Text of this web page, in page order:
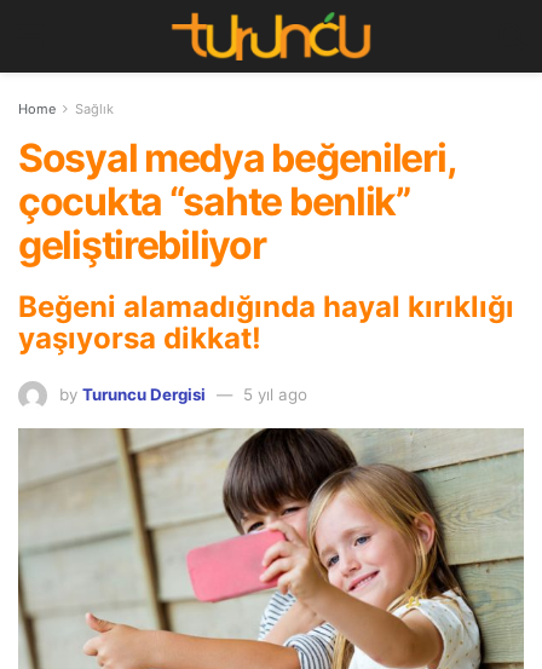
Home Sağlık
Sosyal medya beğenileri,
çocukta “sahte benlik”
geliştirebiliyor
Beğeni alamadığında hayal kırıklığı
yaşıyorsa dikkat!
by Turuncu Dergisi 5 yıl ago